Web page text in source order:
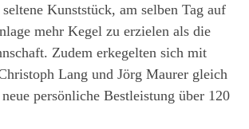
seltene Kunststück, am selben Tag auf
mehr Kegel zu erzielen als die
Zudem erkegelten sich mit
Lang und Jörg Maurer gleich
persönliche Bestleistung über 120